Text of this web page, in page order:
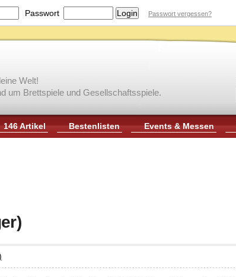
Passwort Passwort vergessen?
Welt!
um Brettspiele und Gesellschaftsspiele.
146 Artikel Bestenlisten Events & Messen